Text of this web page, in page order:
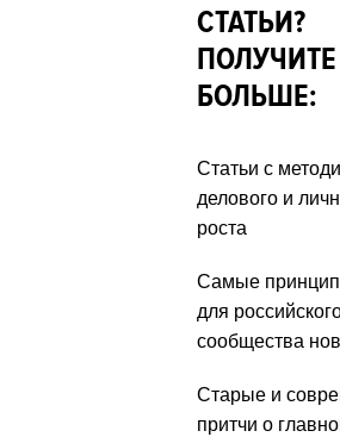
СТАТЬИ?
БОЛЬШЕ:
Статьи с
делового и
роста
Самые
для
сообщества
Старые и
притчи о